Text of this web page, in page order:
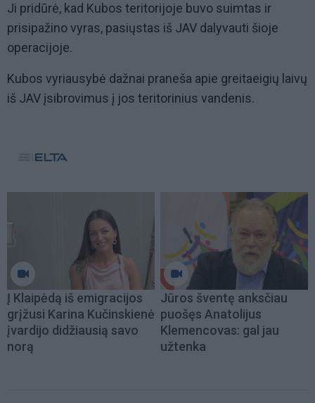
Ji pridūrė, kad Kubos teritorijoje buvo suimtas ir
prisipažino vyras, pasiųstas iš JAV dalyvauti šioje
operacijoje.
Kubos vyriausybė dažnai praneša apie greitaeigių laivų
iš JAV įsibrovimus į jos teritorinius vandenis.
Į Klaipėdą iš emigracijos
grįžusi Karina Kučinskienė
įvardijo didžiausią savo
norą
Jūros šventę anksčiau
puošęs Anatolijus
Klemencovas: gal jau
užtenka